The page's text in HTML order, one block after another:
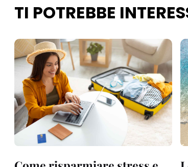
TI POTREBBE